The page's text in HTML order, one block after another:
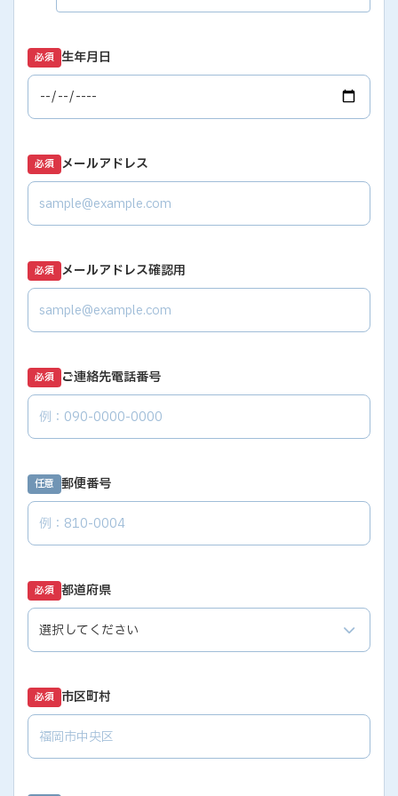
必須 生年月日
必須 メールアドレス
必須 メールアドレス確認用
必須 ご連絡先電話番号
任意 郵便番号
必須 都道府県
必須 市区町村